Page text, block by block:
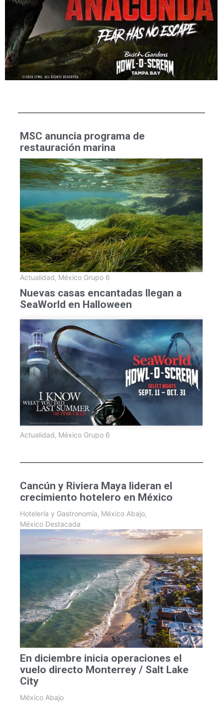
MSC anuncia programa de
restauración marina
Actualidad, México Grupo 6
Nuevas casas encantadas llegan a
SeaWorld en Halloween
Actualidad, México Grupo 6
Cancún y Riviera Maya lideran el
crecimiento hotelero en México
Hotelería y Gastronomía, México Abajo,
México Destacada
En diciembre inicia operaciones el
vuelo directo Monterrey / Salt Lake
City
México Abajo